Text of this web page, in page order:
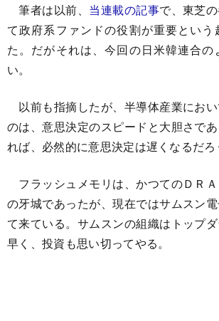
筆者は以前、 当連載の記事で、東芝
て政府系ファンドの役割が重要とい
た。だがそれは、今回の日米韓連合の
い。
以前も指摘したが、半導体産業にお
のは、意思決定のスピードと大胆さで
れば、必然的に意思決定は遅くなるだろ
フラッシュメモリは、かつてのＤＲ
の牙城であったが、現在ではサムスン
て来ている。サムスンの組織はトップ
早く、投資も思い切ってやる。